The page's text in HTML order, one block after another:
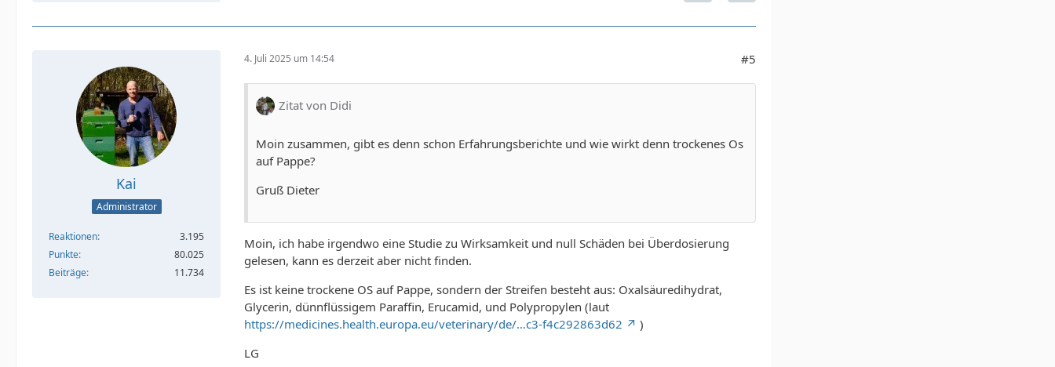
Kai
Administrator
Reaktionen
3.195
Punkte
80.025
Beiträge
11.734
4. Juli 2025 um 14:54 #5
Zitat von Didi
Moin zusammen, gibt es denn schon Erfahrungsberichte und wie wirkt denn trockenes Os
auf Pappe?
Gruß Dieter
Moin, ich habe irgendwo eine Studie zu Wirksamkeit und null Schäden bei Überdosierung
gelesen, kann es derzeit aber nicht finden.
Es ist keine trockene OS auf Pappe, sondern der Streifen besteht aus: Oxalsäuredihydrat,
Glycerin, dünnflüssigem Paraffin, Erucamid, und Polypropylen (laut
https://medicines.health.europa.eu/veterinary/de/…c3-f4c292863d62
)
LG